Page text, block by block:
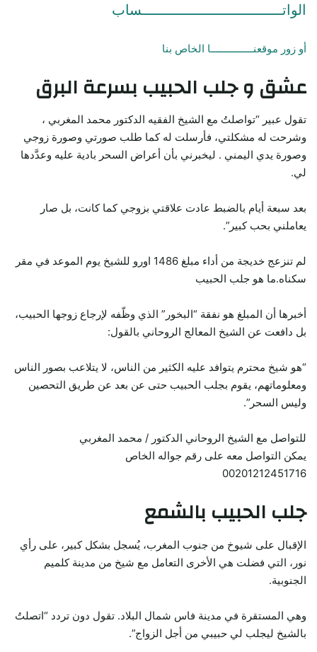
الواتـــــــــــــــــــــــــــــــــساب
أو زور موقعنـــــــــــــــا الخاص بنا
عشق و جلب الحبيب بسرعة البرق
تقول عبير “تواصلتُ مع الشيخ الفقيه الدكتور محمد المغربي ،
وشرحت له مشكلتي، فأرسلت له كما طلب صورتي وصورة زوجي
وصورة يدي اليمني . ليخبرني بأن أعراض السحر بادية عليه وعدَّدها
لي.
بعد سبعة أيام بالضبط عادت علاقتي بزوجي كما كانت، بل صار
يعاملني بحب كبير”.
لم تنزعج خديجة من أداء مبلغ 1486 اورو للشيخ يوم الموعد في مقر
سكناه.ما هو جلب الحبيب
أخبرها أن المبلغ هو نفقة “البخور” الذي وظّفه لإرجاع زوجها الحبيب،
بل دافعت عن الشيخ المعالج الروحاني بالقول:
“هو شيخ محترم يتوافد عليه الكثير من الناس، لا يتلاعب بصور الناس
ومعلوماتهم، يقوم بجلب الحبيب حتى عن بعد عن طريق التحصين
وليس السحر”.
للتواصل مع الشيخ الروحاني الدكتور / محمد المغربي
يمكن التواصل معه على رقم جواله الخاص
00201212451716
جلب الحبيب بالشمع
الإقبال على شيوخ من جنوب المغرب، يُسجل بشكل كبير، على رأي
نور، التي فضلت هي الأخرى التعامل مع شيخ من مدينة كلميم
الجنوبية.
وهي المستقرة في مدينة فاس شمال البلاد. تقول دون تردد “اتصلتُ
بالشيخ ليجلب لي حبيبي من أجل الزواج”.